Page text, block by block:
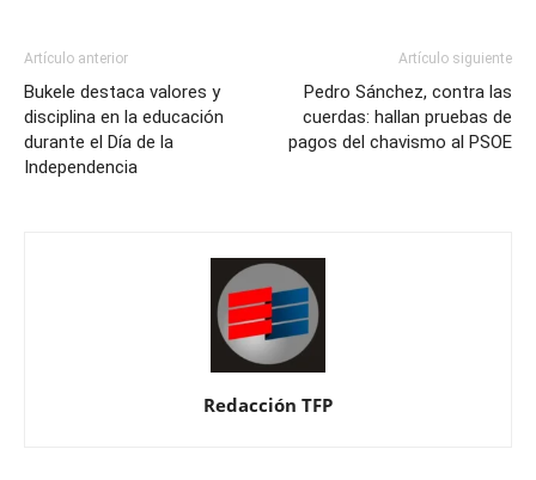
Artículo anterior
Bukele destaca valores y
disciplina en la educación
durante el Día de la
Independencia
Artículo siguiente
Pedro Sánchez, contra las
cuerdas: hallan pruebas de
pagos del chavismo al PSOE
Redacción TFP